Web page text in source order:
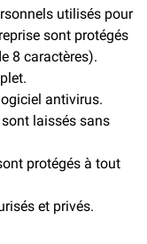
utilisés pour
sont protégés
8 caractères).
antivirus.
laissés sans
protégés à tout
et privés.